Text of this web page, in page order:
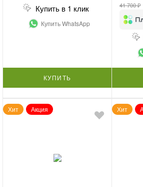
Купить в 1 клик
Купить WhatsApp
КУПИТЬ
41 700 ₽
Хит Акция Хит